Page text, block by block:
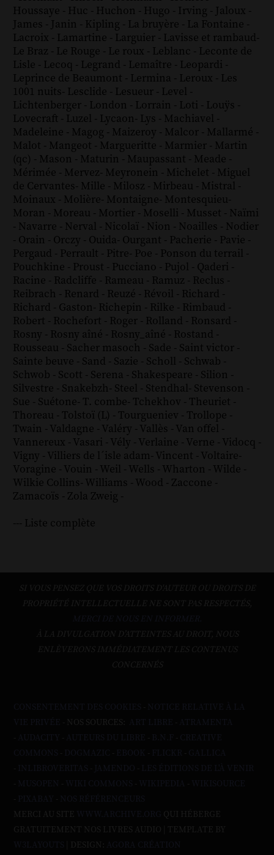
Houssaye - Huc - Huchon - Hugo - Irving - Jaloux -
James - Janin - Kipling - La bruyère - La Fontaine -
Lacroix - Lamartine - Larguier - Lavisse et rambaud-
Le Braz - Le Rouge - Le roux - Leblanc - Leconte de
Lisle - Lecoq - Legrand - Lemaître - Leopardi -
Leprince de Beaumont - Lermina - Leroux - Les
1001 nuits- Lesclide - Lesueur - Level -
Lichtenberger - London - Lorrain - Loti - Louÿs -
Lovecraft - Luzel - Lycaon- Lys - Machiavel -
Madeleine - Magog - Maizeroy - Malcor - Mallarmé -
Malot - Mangeot - Margueritte - Marmier - Martin
(qc) - Mason - Maturin - Maupassant - Meade -
Mérimée - Mervez- Meyronein - Michelet - Miguel
de Cervantes- Mille - Milosz - Mirbeau - Mistral -
Moinaux - Molière- Montaigne- Montesquieu-
Moran - Moreau - Mortier - Moselli - Musset - Naïmi
- Navarre - Nerval - Nicolaï - Nion - Noailles - Nodier
- Orain - Orczy - Ouida- Ourgant - Pacherie - Pavie -
Pergaud - Perrault - Pitre- Poe - Ponson du terrail -
Pouchkine - Proust - Pucciano - Pujol - Qaderi -
Racine - Radcliffe - Rameau - Ramuz - Reclus -
Reibrach - Renard - Reuzé - Révoil - Richard -
Richard - Gaston- Richepin - Rilke - Rimbaud -
Robert - Rochefort - Roger - Rolland - Ronsard -
Rosny - Rosny aîné - Rosny_aîné - Rostand -
Rousseau - Sacher masoch - Sade - Saint victor -
Sainte beuve - Sand - Sazie - Scholl - Schwab -
Schwob - Scott - Serena - Shakespeare - Silion -
Silvestre - Snakebzh- Steel - Stendhal- Stevenson -
Sue - Suétone- T. combe- Tchekhov - Theuriet -
Thoreau - Tolstoï (L) - Tourgueniev - Trollope -
Twain - Valdagne - Valéry - Vallès - Van offel -
Vannereux - Vasari - Vély - Verlaine - Verne - Vidocq -
Vigny - Villiers de l´isle adam- Vincent - Voltaire-
Voragine - Vouin - Weil - Wells - Wharton - Wilde -
Wilkie Collins- Williams - Wood - Zaccone -
Zamacoïs - Zola Zweig -
--- Liste complète